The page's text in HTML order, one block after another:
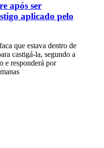
após ser
aplicado pelo
que estava dentro de
castigá-la, segundo a
e responderá por